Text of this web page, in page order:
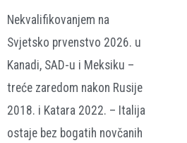
Nekvalifikovanjem na
Svjetsko prvenstvo 2026. u
Kanadi, SAD-u i Meksiku –
treće zaredom nakon Rusije
2018. i Katara 2022. – Italija
ostaje bez bogatih novčanih